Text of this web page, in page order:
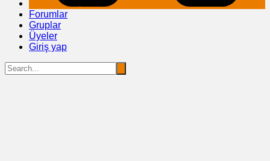
Forumlar
Gruplar
Üyeler
Giriş yap